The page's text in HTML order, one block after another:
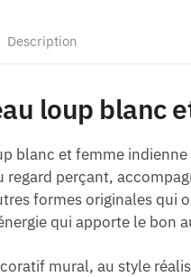
Description
loup blanc
blanc et femme
regard perçant,
formes originales qui
qui apporte le bon
mural, au style